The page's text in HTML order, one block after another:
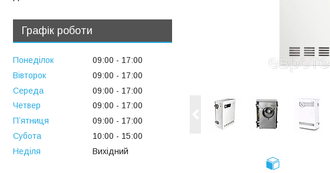
Графік роботи
Понеділок 09:00
17:00
Вівторок
09:00
17:00
Середа
09:00
17:00
Четвер
09:00
17:00
Пʼятниця
09:00
17:00
Субота
10:00
15:00
Неділя
Вихідний